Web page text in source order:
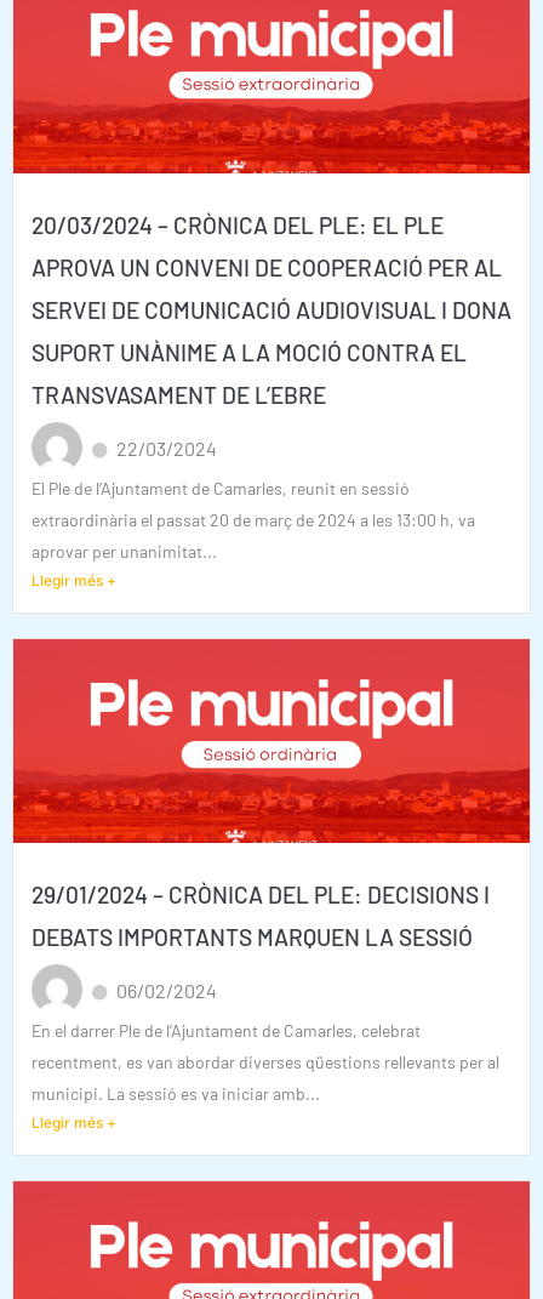
20/03/2024 – CRÒNICA DEL PLE: EL PLE
APROVA UN CONVENI DE COOPERACIÓ PER AL
SERVEI DE COMUNICACIÓ AUDIOVISUAL I DONA
SUPORT UNÀNIME A LA MOCIÓ CONTRA EL
TRANSVASAMENT DE L’EBRE
22/03/2024
El Ple de l’Ajuntament de Camarles, reunit en sessió
extraordinària el passat 20 de març de 2024 a les 13:00 h, va
aprovar per unanimitat...
Llegir més +
29/01/2024 – CRÒNICA DEL PLE: DECISIONS I
DEBATS IMPORTANTS MARQUEN LA SESSIÓ
06/02/2024
En el darrer Ple de l’Ajuntament de Camarles, celebrat
recentment, es van abordar diverses qüestions rellevants per al
municipi. La sessió es va iniciar amb...
Llegir més +